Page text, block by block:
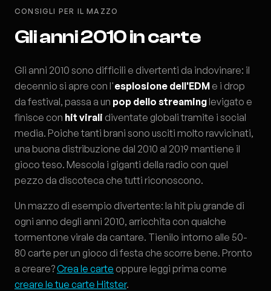
CONSIGLI PER IL MAZZO
Gli anni 2010 in carte
Gli anni 2010 sono difficili e divertenti da indovinare: il
decennio si apre con l'esplosione dell'EDM e i drop
da festival, passa a un pop dello streaming levigato e
finisce con hit virali diventate globali tramite i social
media. Poiche tanti brani sono usciti molto ravvicinati,
una buona distribuzione dal 2010 al 2019 mantiene il
gioco teso. Mescola i giganti della radio con quel
pezzo da discoteca che tutti riconoscono.
Un mazzo di esempio divertente: la hit piu grande di
ogni anno degli anni 2010, arricchita con qualche
tormentone virale da cantare. Tienilo intorno alle 50-
80 carte per un gioco di festa che scorre bene. Pronto
a creare?Crea le carte oppure leggi prima come
creare le tue carte Hitster.